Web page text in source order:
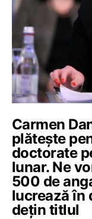
Carmen
plătește
doctorate
lunar. Ne
500 de
lucrează în
dețin titlul